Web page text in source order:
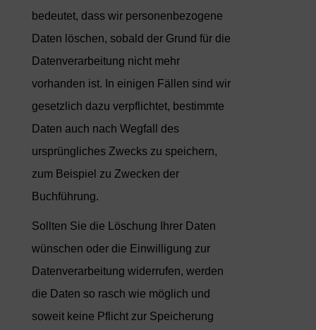
bedeutet, dass wir personenbezogene
Daten löschen, sobald der Grund für die
Datenverarbeitung nicht mehr
vorhanden ist. In einigen Fällen sind wir
gesetzlich dazu verpflichtet, bestimmte
Daten auch nach Wegfall des
ursprüngliches Zwecks zu speichern,
zum Beispiel zu Zwecken der
Buchführung.
Sollten Sie die Löschung Ihrer Daten
wünschen oder die Einwilligung zur
Datenverarbeitung widerrufen, werden
die Daten so rasch wie möglich und
soweit keine Pflicht zur Speicherung